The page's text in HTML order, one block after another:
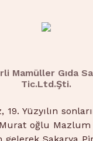
Mamüller Gıda
Tic.Ltd.Şti.
19. Yüzyılın
oğlu Mazlum